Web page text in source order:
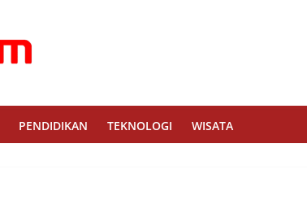
PENDIDIKAN TEKNOLOGI WISATA